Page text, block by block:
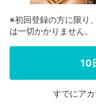
※初回登録の方に限り
は一切かかりません。
10
すでにア